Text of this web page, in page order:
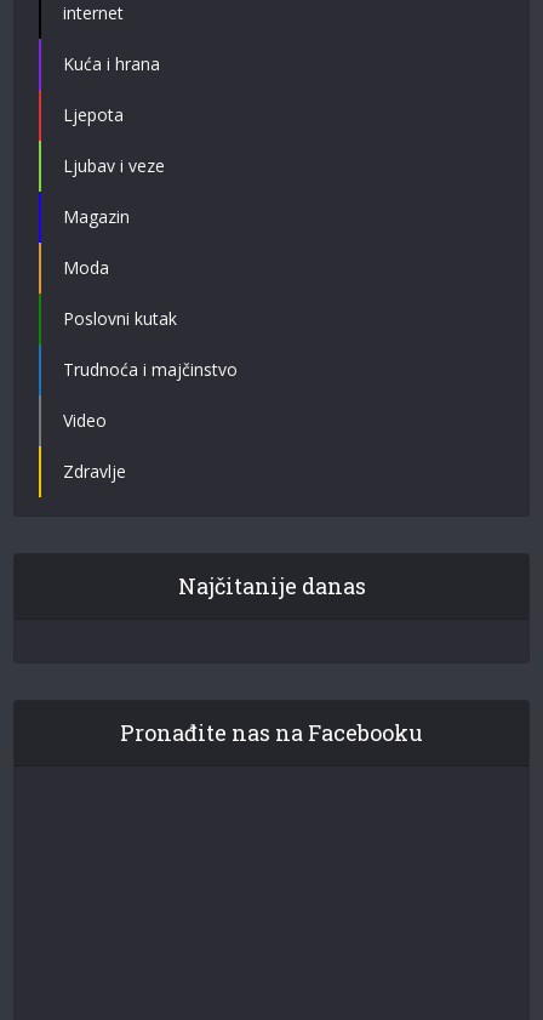
internet
Kuća i hrana
Ljepota
Ljubav i veze
Magazin
Moda
Poslovni kutak
Trudnoća i majčinstvo
Video
Zdravlje
Najčitanije danas
Pronađite nas na Facebooku